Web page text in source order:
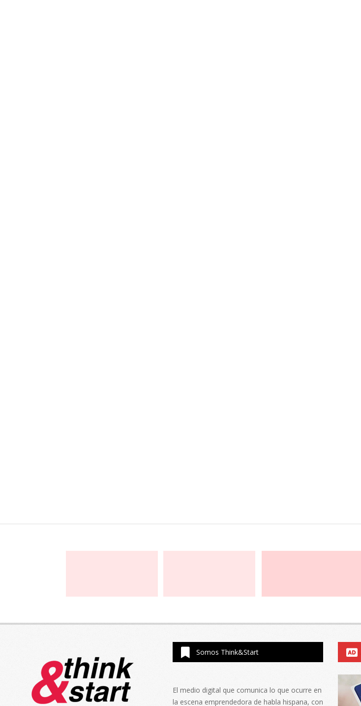
Somos Think&Start
El medio digital que comunica lo que ocurre en
la escena emprendedora de habla hispana, con